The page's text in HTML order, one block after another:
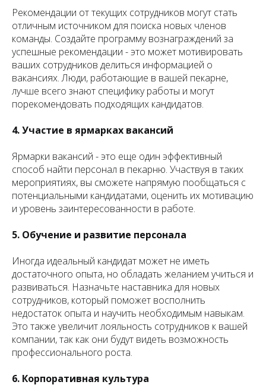
Рекомендации от текущих сотрудников могут стать
отличным источником для поиска новых членов
команды. Создайте программу вознаграждений за
успешные рекомендации - это может мотивировать
ваших сотрудников делиться информацией о
вакансиях. Люди, работающие в вашей пекарне,
лучше всего знают специфику работы и могут
порекомендовать подходящих кандидатов.
4. Участие в ярмарках вакансий
Ярмарки вакансий - это еще один эффективный
способ найти персонал в пекарню. Участвуя в таких
мероприятиях, вы сможете напрямую пообщаться с
потенциальными кандидатами, оценить их мотивацию
и уровень заинтересованности в работе.
5. Обучение и развитие персонала
Иногда идеальный кандидат может не иметь
достаточного опыта, но обладать желанием учиться и
развиваться. Назначьте наставника для новых
сотрудников, который поможет восполнить
недостаток опыта и научить необходимым навыкам.
Это также увеличит лояльность сотрудников к вашей
компании, так как они будут видеть возможность
профессионального роста.
6. Корпоративная культура